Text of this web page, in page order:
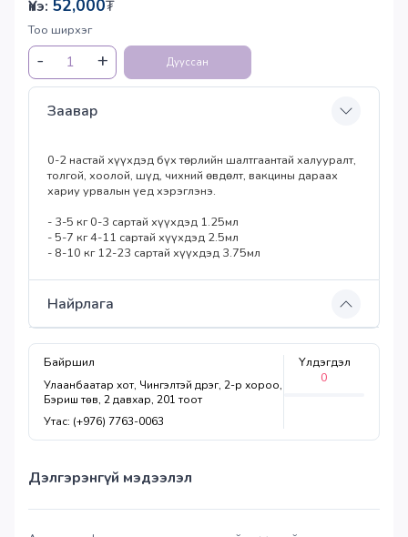
Үнэ: 52,000₮
Тоо ширхэг
Дууссан
Заавар
0-2 настай хүүхдэд бүх төрлийн шалтгаантай халууралт,
толгой, хоолой, шүд, чихний өвдөлт, вакцины дараах
хариу урвалын үед хэрэглэнэ.
- 3-5 кг 0-3 сартай хүүхдэд 1.25мл
- 5-7 кг 4-11 сартай хүүхдэд 2.5мл
- 8-10 кг 12-23 сартай хүүхдэд 3.75мл
Найрлага
Байршил
Улаанбаатар хот, Чингэлтэй дүүрэг, 2-р хороо,
Бэриш төв, 2 давхар, 201 тоот
Утас: (+976) 7763-0063
Үлдэгдэл
0
Дэлгэрэнгүй мэдээлэл